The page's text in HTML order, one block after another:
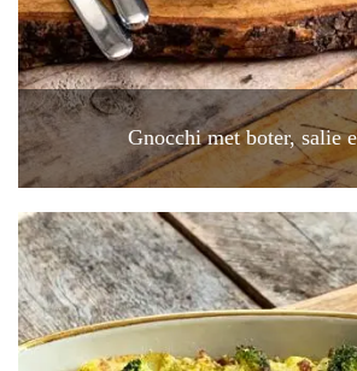
Gnocchi met boter, salie